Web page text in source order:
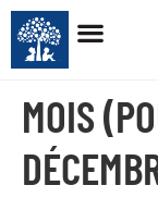
MOIS